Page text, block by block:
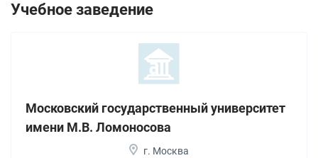
Учебное заведение
Московский государственный университет
имени М.В. Ломоносова
г. Москва